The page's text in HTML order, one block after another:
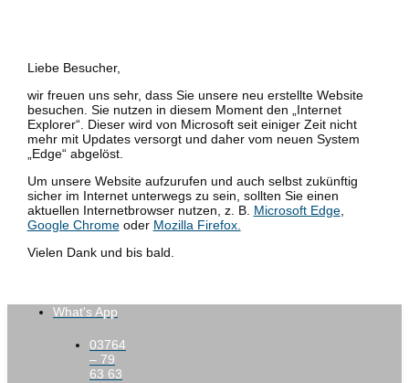
Liebe Besucher,
wir freuen uns sehr, dass Sie unsere neu erstellte Website
besuchen. Sie nutzen in diesem Moment den „Internet
Explorer“. Dieser wird von Microsoft seit einiger Zeit nicht
mehr mit Updates versorgt und daher vom neuen System
„Edge“ abgelöst.
Um unsere Website aufzurufen und auch selbst zukünftig
sicher im Internet unterwegs zu sein, sollten Sie einen
aktuellen Internetbrowser nutzen, z. B. Microsoft Edge,
Google Chromeoder Mozilla Firefox.
Vielen Dank und bis bald.
What's App
03764
– 79
63 63